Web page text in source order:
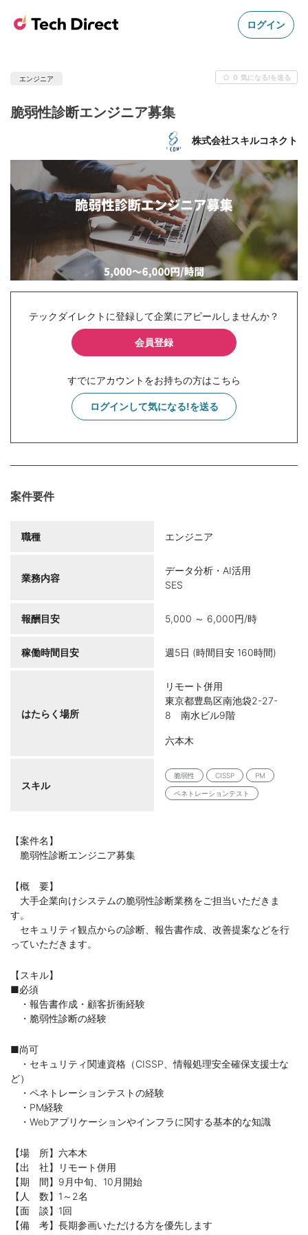
ログイン
エンジニア 0 気になる!を送る
脆弱性診断エンジニア募集
株式会社スキルコネクト
テックダイレクトに登録して企業にアピールしませんか？
会員登録
すでにアカウントをお持ちの方はこちら
ログインして気になる!を送る
案件要件
職種 エンジニア
業務内容
データ分析・AI活用
SES
報酬目安 5,000 ～ 6,000円/時
稼働時間目安 週5日 (時間目安 160時間)
はたらく場所
リモート併用
東京都豊島区南池袋2-27-
8 南水ビル9階
六本木
スキル
脆弱性 CISSP PM
ペネトレーションテスト
【案件名】
脆弱性診断エンジニア募集
【概 要】
大手企業向けシステムの脆弱性診断業務をご担当いただきま
す。
セキュリティ観点からの診断、報告書作成、改善提案などを行
っていただきます。
【スキル】
■必須
・報告書作成・顧客折衝経験
・脆弱性診断の経験
■尚可
・セキュリティ関連資格（CISSP、情報処理安全確保支援士な
ど）
・ペネトレーションテストの経験
・PM経験
・Webアプリケーションやインフラに関する基本的な知識
【場 所】六本木
【出 社】リモート併用
【期 間】9月中旬、10月開始
【人 数】1～2名
【面 談】1回
【備 考】長期参画いただける方を優先します